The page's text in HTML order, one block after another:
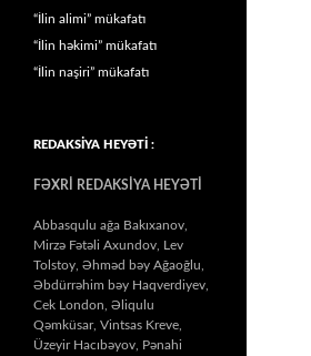
“İlin alimi” mükafatı
“İlin həkimi” mükafatı
“İlin naşiri” mükafatı
REDAKSİYA HEYƏTİ :
FƏXRİ REDAKSİYA HEYƏTİ
Abbasqulu ağa Bakıxanov,
Mirzə Fətəli Axundov, Lev
Tolstoy, Əhməd bəy Ağaoğlu,
Əbdürrəhim bəy Haqverdiyev,
Cek London, Əliqulu
Qəmküsar, Vintsas Kreve,
Üzeyir Hacıbəyov, Pənahi